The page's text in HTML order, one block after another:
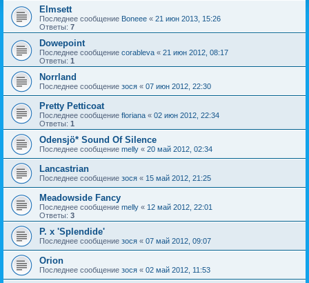
Elmsett
Последнее сообщение Boneee « 21 июн 2013, 15:26
Ответы: 7
Dowepoint
Последнее сообщение corableva « 21 июн 2012, 08:17
Ответы: 1
Norrland
Последнее сообщение зося « 07 июн 2012, 22:30
Pretty Petticoat
Последнее сообщение floriana « 02 июн 2012, 22:34
Ответы: 1
Odensjö* Sound Of Silence
Последнее сообщение melly « 20 май 2012, 02:34
Lancastrian
Последнее сообщение зося « 15 май 2012, 21:25
Meadowside Fancy
Последнее сообщение melly « 12 май 2012, 22:01
Ответы: 3
P. x 'Splendide'
Последнее сообщение зося « 07 май 2012, 09:07
Orion
Последнее сообщение зося « 02 май 2012, 11:53